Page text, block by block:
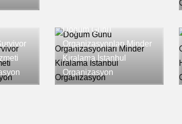
Doğum Günü
Organizasyonları Minder
Kiralama İstanbul
Organizasyon